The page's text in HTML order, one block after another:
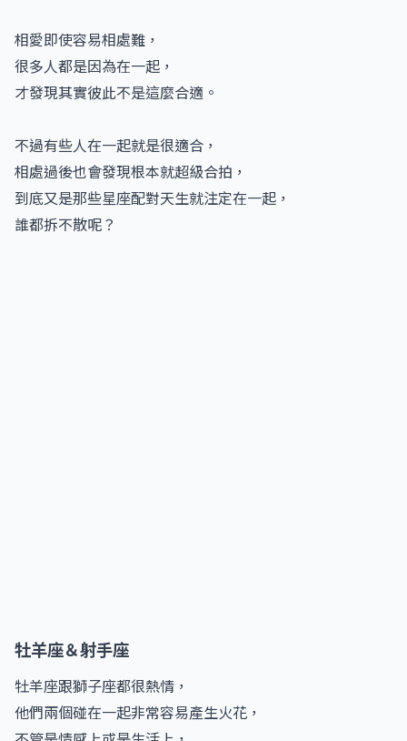
相愛即使容易相處難，
很多人都是因為在一起，
才發現其實彼此不是這麼合適。
不過有些人在一起就是很適合，
相處過後也會發現根本就超級合拍，
到底又是那些星座配對天生就注定在一起，
誰都拆不散呢？
牡羊座＆射手座
牡羊座跟獅子座都很熱情，
他們兩個碰在一起非常容易產生火花，